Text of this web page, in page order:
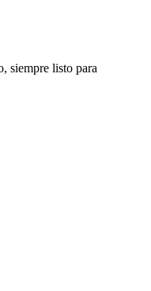
siempre listo para